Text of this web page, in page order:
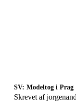
SV: Modeltog i Prag
Skrevet af